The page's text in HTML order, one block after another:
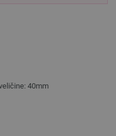
40mm